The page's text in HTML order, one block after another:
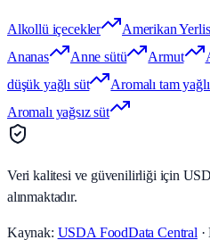
Alkollü içecekler
Amerikan
Ananas
Anne sütü Armut
düşük yağlı süt
Aromalı tam
Aromalı yağsız süt
Veri kalitesi ve güvenilirliği için
alınmaktadır.
Kaynak: USDA FoodData Central